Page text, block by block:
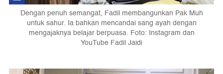
Dengan penuh semangat, Fadil membangunkan Pak Muh
untuk sahur. Ia bahkan mencandai sang ayah dengan
mengajaknya belajar berpuasa. Foto: Instagram dan
YouTube Fadil Jaidi